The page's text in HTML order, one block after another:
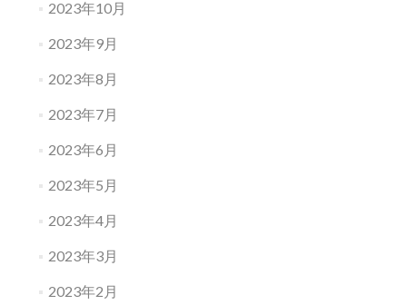
2023年10月
2023年9月
2023年8月
2023年7月
2023年6月
2023年5月
2023年4月
2023年3月
2023年2月